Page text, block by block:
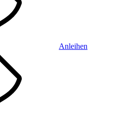
Anleihen